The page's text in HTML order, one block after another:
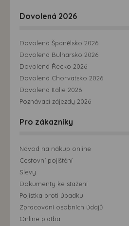
Dovolená 2026
Dovolená Španělsko 2026
Dovolená Bulharsko 2026
Dovolená Řecko 2026
Dovolená Chorvatsko 2026
Dovolená Itálie 2026
Poznávací zájezdy 2026
Pro zákazníky
Návod na nákup online
Cestovní pojištění
Slevy
Dokumenty ke stažení
Pojistka proti úpadku
Zpracování osobních údajů
Online platba